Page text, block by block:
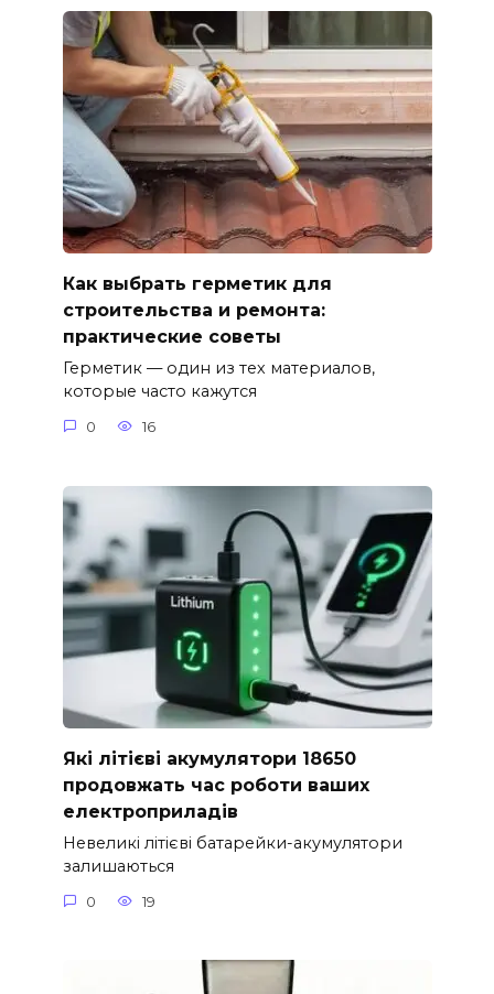
Как выбрать герметик для
строительства и ремонта:
практические советы
Герметик — один из тех материалов,
которые часто кажутся
0 16
Які літієві акумулятори 18650
продовжать час роботи ваших
електроприладів
Невеликі літієві батарейки-акумулятори
залишаються
0 19